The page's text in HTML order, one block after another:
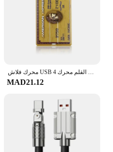
محرك فلاش USB عالية السرعة بطاقة بنك ائتمانية القلم محرك 4GB 8GB 16GB بندريف 32GB 64GB ذاكرة Usb عصا محرك فلاش 128GB
MAD21.12